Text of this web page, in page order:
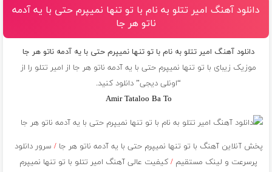
دانلود آهنگ امیر تتلو به نام با تو تنها نمیپرم حتی با یه آدمه
ناتو هر جا
دانلود آهنگ امیر تتلو به نام با تو تنها نمیپرم حتی با یه آدمه ناتو هر جا
موزیک زیبای با تو تنها نمیپرم حتی با یه آدمه ناتو هر جا از امیر تتلو را از
“اونلی دیجی” دانلود کنید.
Amir Tataloo Ba To
پخش آنلاین آهنگ با تو تنها نمیپرم حتی با یه آدمه ناتو هر جا/ سرور دانلود
پرسرعت و لینک مستقیم /کیفیت عالی آهنگ امیر تتلو با تو تنها نمیپرم